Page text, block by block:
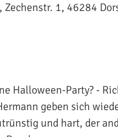
Zechenstr. 1, 46284
Halloween-Party? -
geben sich
und hart, der